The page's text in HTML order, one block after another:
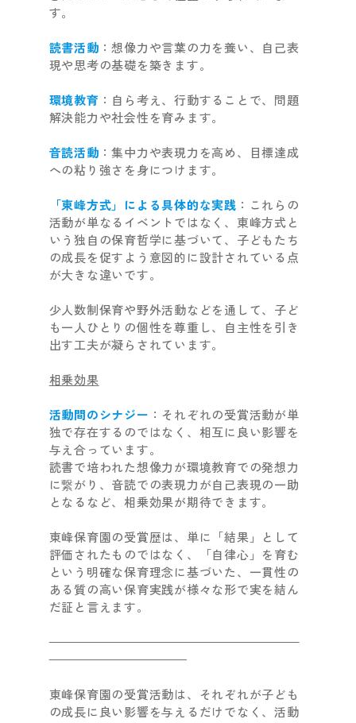
す。
読書活動 ：想像力や言葉の力を養い、自己表
現や思考の基礎を築きます。
環境教育 ：自ら考え、行動することで、問題
解決能力や社会性を育みます。
音読活動 ：集中力や表現力を高め、目標達成
への粘り強さを身につけます。
「東峰方式」による具体的な実践 ：これらの
活動が単なるイベントではなく、東峰方式と
いう独自の保育哲学に基づいて、子どもたち
の成長を促すよう意図的に設計されている点
が大きな違いです。
少人数制保育や野外活動などを通して、子ど
も一人ひとりの個性を尊重し、自主性を引き
出す工夫が凝らされています。
相乗効果
活動間のシナジー ：それぞれの受賞活動が単
独で存在するのではなく、相互に良い影響を
与え合っています。
読書で培われた想像力が環境教育での発想力
に繋がり、音読での表現力が自己表現の一助
となるなど、相乗効果が期待できます。
東峰保育園の受賞歴は、単に「結果」として
評価されたものではなく、「自律心」を育む
という明確な保育理念に基づいた、一貫性の
ある質の高い保育実践が様々な形で実を結ん
だ証と言えます。
東峰保育園の受賞活動は、それぞれが子ども
の成長に良い影響を与えるだけでなく、活動